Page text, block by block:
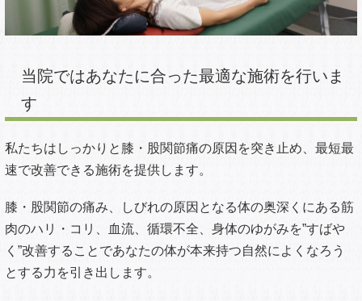
当院ではあなたに合った最適な施術を行いま
す
私たちはしっかりと膝・股関節痛の原因を突き止め、最短最
速で改善できる施術を提供します。
膝・股関節の痛み、しびれの原因となる体の奥深くにある筋
肉のハリ・コリ、血流、循環不全、身体のゆがみを”すばや
く”改善することであなたの体が本来持つ自然によくなろう
とする力を引き出します。